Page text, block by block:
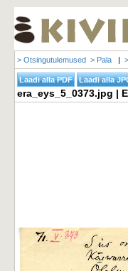
> Otsingutulemused > Pala |
era_eys_5_0373.jpg |